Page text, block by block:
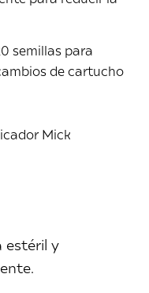
semillas para
de cartucho
Mick
estéril y